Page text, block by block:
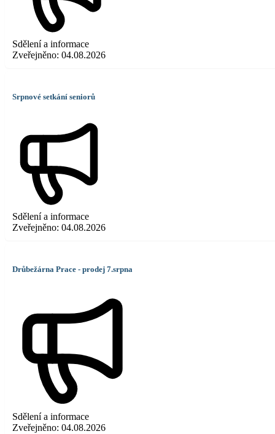
Sdělení a informace
Zveřejněno: 04.08.2026
Srpnové setkání seniorů
Sdělení a informace
Zveřejněno: 04.08.2026
Drůbežárna Prace - prodej 7.srpna
Sdělení a informace
Zveřejněno: 04.08.2026